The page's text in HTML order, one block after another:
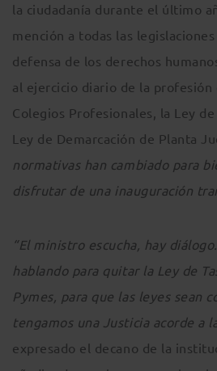
la ciudadanía durante el último
mención a todas las
defensa de los derechos
al ejercicio diario de la profesión
Colegios Profesionales, la Ley
Ley de Demarcación de Planta
normativas han cambiado para
disfrutar de una inauguración
“El ministro escucha, hay
hablando para quitar la Ley de
Pymes, para que las leyes sean
tengamos una Justicia acorde a
expresado el decano de la